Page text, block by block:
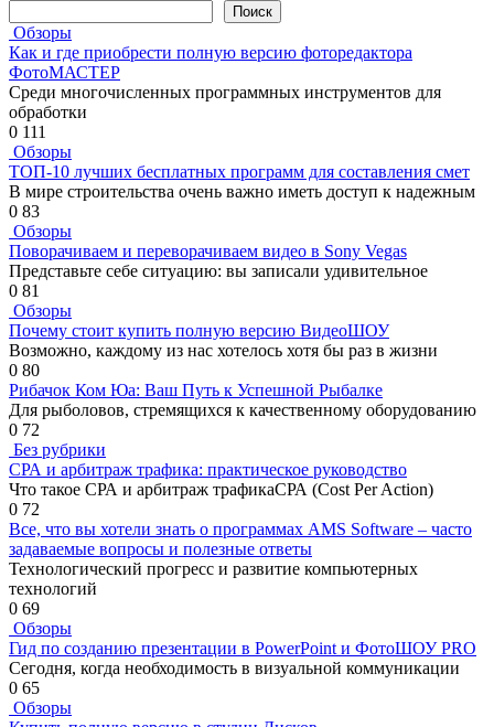
Поиск
Обзоры
Как и где приобрести полную версию фоторедактора
ФотоМАСТЕР
Среди многочисленных программных инструментов для
обработки
0 111
Обзоры
ТОП-10 лучших бесплатных программ для составления смет
В мире строительства очень важно иметь доступ к надежным
0 83
Обзоры
Поворачиваем и переворачиваем видео в Sony Vegas
Представьте себе ситуацию: вы записали удивительное
0 81
Обзоры
Почему стоит купить полную версию ВидеоШОУ
Возможно, каждому из нас хотелось хотя бы раз в жизни
0 80
Рибачок Ком Юа: Ваш Путь к Успешной Рыбалке
Для рыболовов, стремящихся к качественному оборудованию
0 72
Без рубрики
СРА и арбитраж трафика: практическое руководство
Что такое СРА и арбитраж трафикаСРА (Cost Per Action)
0 72
Все, что вы хотели знать о программах AMS Software – часто
задаваемые вопросы и полезные ответы
Технологический прогресс и развитие компьютерных
технологий
0 69
Обзоры
Гид по созданию презентации в PowerPoint и ФотоШОУ PRO
Сегодня, когда необходимость в визуальной коммуникации
0 65
Обзоры